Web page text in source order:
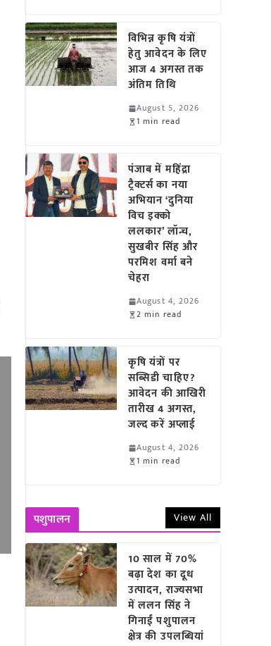
विभिन्न कृषि यंत्रों
हेतु आवेदन के लिए
आज 4 अगस्त तक
अंतिम तिथि
August 5, 2026
1 min read
पंजाब में महिंद्रा
ट्रैक्टर्स का नया
अभियान ‘दुनिया
विच इक्को
ललकार’ लॉन्च,
सुखबीर सिंह और
परमिश वर्मा बने
चेहरा
August 4, 2026
2 min read
कृषि यंत्रों पर
सब्सिडी चाहिए?
आवेदन की आखिरी
तारीख 4 अगस्त,
जल्द करें अप्लाई
August 4, 2026
1 min read
पशुपालन View All
10 साल में 70%
बढ़ा देश का दूध
उत्पादन, राज्यसभा
में ललन सिंह ने
गिनाईं पशुपालन
क्षेत्र की उपलब्धियां